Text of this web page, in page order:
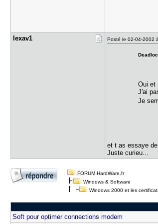
lexav1 Posté le 02-04-2002
Oui et
J'ai
Je
et t as essaye
Juste curieu...
FORUM HardWare.fr
Windows & Software
Windows 2000 et les
Soft pour optimer connections modem